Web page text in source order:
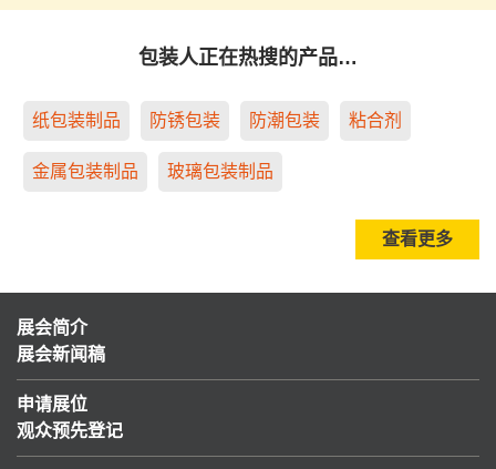
包装人正在热搜的产品…
纸包装制品 防锈包装 防潮包装 粘合剂
金属包装制品 玻璃包装制品
查看更多
展会简介
展会新闻稿
申请展位
观众预先登记